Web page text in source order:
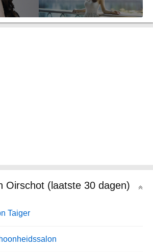
Oirschot (laatste 30 dagen)
Taiger